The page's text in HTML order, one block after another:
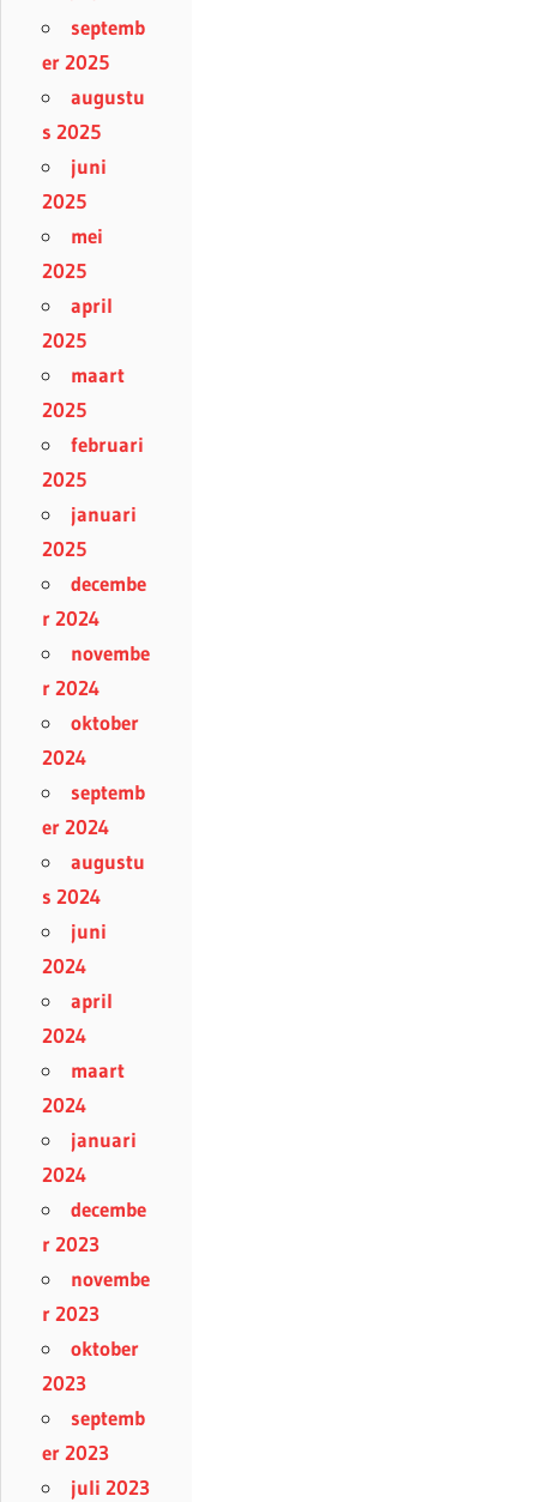
septemb
er 2025
augustu
s 2025
juni
2025
mei
2025
april
2025
maart
2025
februari
2025
januari
2025
decembe
r 2024
novembe
r 2024
oktober
2024
septemb
er 2024
augustu
s 2024
juni
2024
april
2024
maart
2024
januari
2024
decembe
r 2023
novembe
r 2023
oktober
2023
septemb
er 2023
juli 2023